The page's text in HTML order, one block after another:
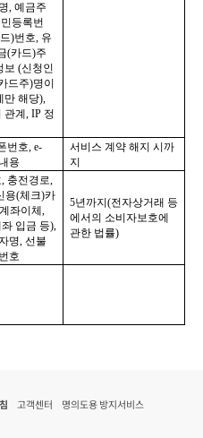
, 예금주
등록번
)번호, 유
(카드)주
보 (신청인
드주)명이
만 해당 ),
계 , IP 정
번호, e-
용
서비스 계약 해지 시까
지
, 충전경로 ,
용(체크)카
좌이체 ,
입금 등 ),
명, 선불
호
5년까지 (전자상거래 등
에서의 소비자보호에
관한 법률)
고객센터
명의도용 방지서비스